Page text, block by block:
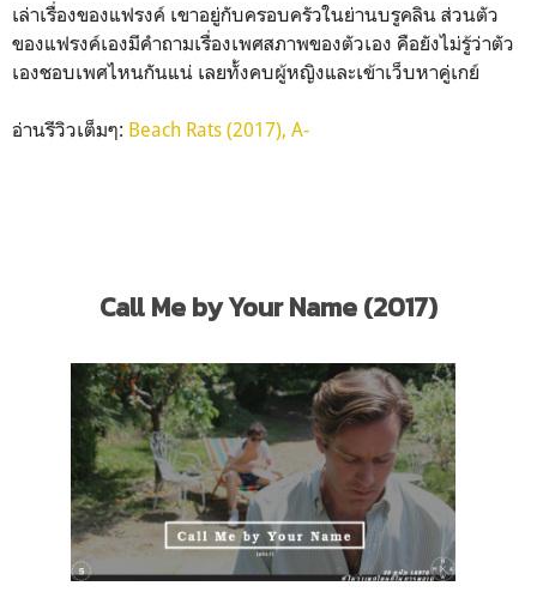
เล่าเรื่องของแฟรงค์ เขาอยู่กับครอบครัวในย่านบรูคลิน ส่วนตัว
ของแฟรงค์เองมีคำถามเรื่องเพศสภาพของตัวเอง คือยังไม่รู้ว่าตัว
เองชอบเพศไหนกันแน่ เลยทั้งคบผู้หญิงและเข้าเว็บหาคู่เกย์
อ่านรีวิวเต็มๆ: Beach Rats (2017), A-
Call Me by Your Name (2017)